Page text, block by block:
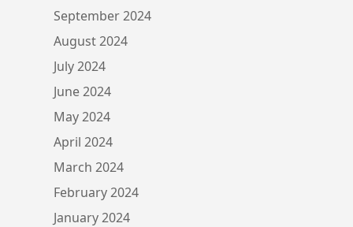
September 2024
August 2024
July 2024
June 2024
May 2024
April 2024
March 2024
February 2024
January 2024